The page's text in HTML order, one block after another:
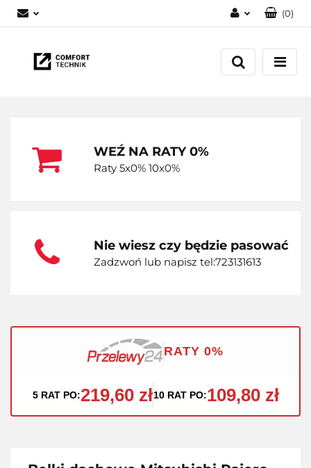
Zaloguj się
Zarejestruj się
(0)
WEŹ NA RATY 0%
Raty 5x0% 10x0%
Nie wiesz czy będzie pasować
Zadzwoń lub napisz tel:723131613
RATY 0%
5 RAT PO:219,60 zł10 RAT PO:109,80 zł